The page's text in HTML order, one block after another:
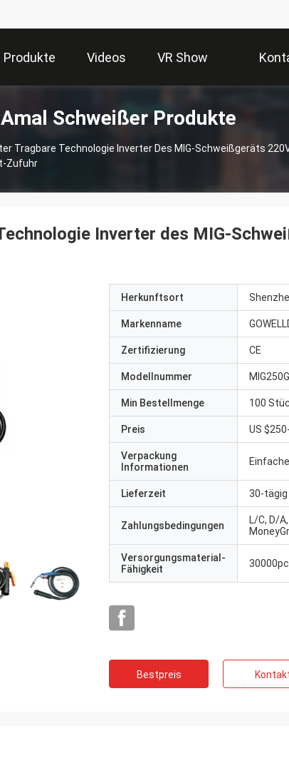
Produkte Videos VR Show
Schweißer Produkte
Tragbare Technologie Inverter Des MIG-Schweißgeräts
Zufuhr
Inverter des MIG-
Herkunftsort
Markenname
Zertifizierung CE
Modellnummer
Min Bestellmenge 100
Preis US
Verpackung
Informationen
Lieferzeit 30-tägig
Zahlungsbedingungen
L/C, D/
Versorgungsmaterial-
Fähigkeit
Bestpreis